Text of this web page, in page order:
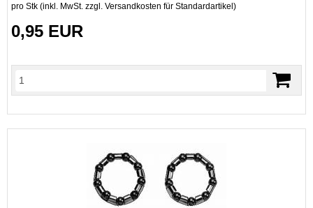
pro Stk (inkl. MwSt. zzgl. Versandkosten für Standardartikel )
0,95 EUR